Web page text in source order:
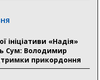
115 компенсацій на
млн грн
ініціативи «Надія»
Сум: Володимир
прикордоння